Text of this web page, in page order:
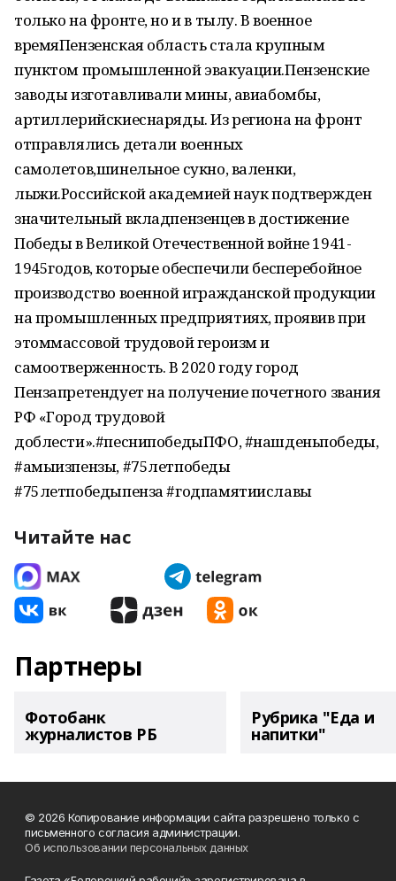
только на фронте, но и в тылу. В военное
времяПензенская область стала крупным
пунктом промышленной эвакуации.Пензенские
заводы изготавливали мины, авиабомбы,
артиллерийскиеснаряды. Из региона на фронт
отправлялись детали военных
самолетов,шинельное сукно, валенки,
лыжи.Российской академией наук подтвержден
значительный вкладпензенцев в достижение
Победы в Великой Отечественной войне 1941-
1945годов, которые обеспечили бесперебойное
производство военной игражданской продукции
на промышленных предприятиях, проявив при
этоммассовой трудовой героизм и
самоотверженность. В 2020 году город
Пензапретендует на получение почетного звания
РФ «Город трудовой
доблести».#песнипобедыПФО, #нашденьпобеды,
#амыизпензы, #75летпобеды
#75летпобедыпенза #годпамятииславы
Читайте нас
Партнеры
Фотобанк
журналистов РБ
Рубрика "Еда и
напитки"
© 2026 Копирование информации сайта разрешено только с
письменного согласия администрации.
Об использовании персональных данных